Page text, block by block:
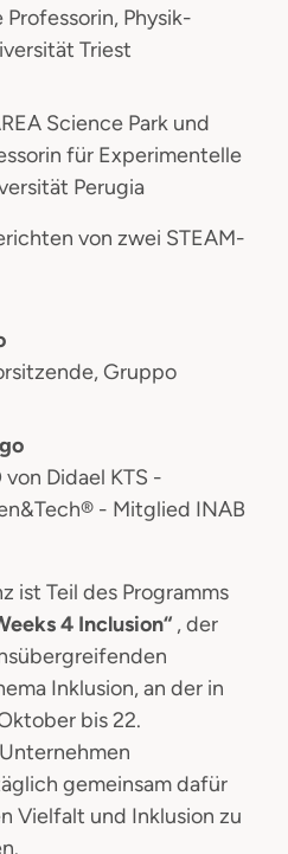
Physik-
Triest
Science Park und
für Experimentelle
Perugia
von zwei STEAM-
Gruppo
Didael KTS -
- Mitglied INAB
ist Teil des Programms
4 Inclusion“ , der
Inklusion, an der in
bis 22.
gemeinsam dafür
Vielfalt und Inklusion zu